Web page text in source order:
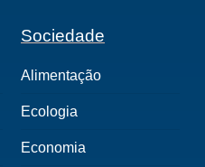
Sociedade
Alimentação
Ecologia
Economia